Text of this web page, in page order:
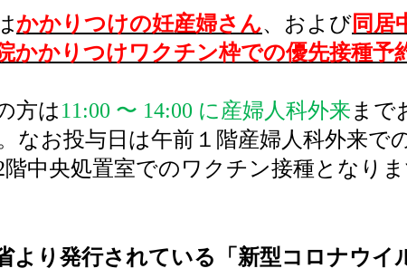
かかりつけの妊産婦さん、および同居
かかりつけワクチン枠での優先接種予
方は11:00 〜 14:00 に産婦人科外来 まで
なお投与日は午前１階産婦人科外来で
階中央処置室でのワクチン接種となりま
より発行されている「新型コロナウイ